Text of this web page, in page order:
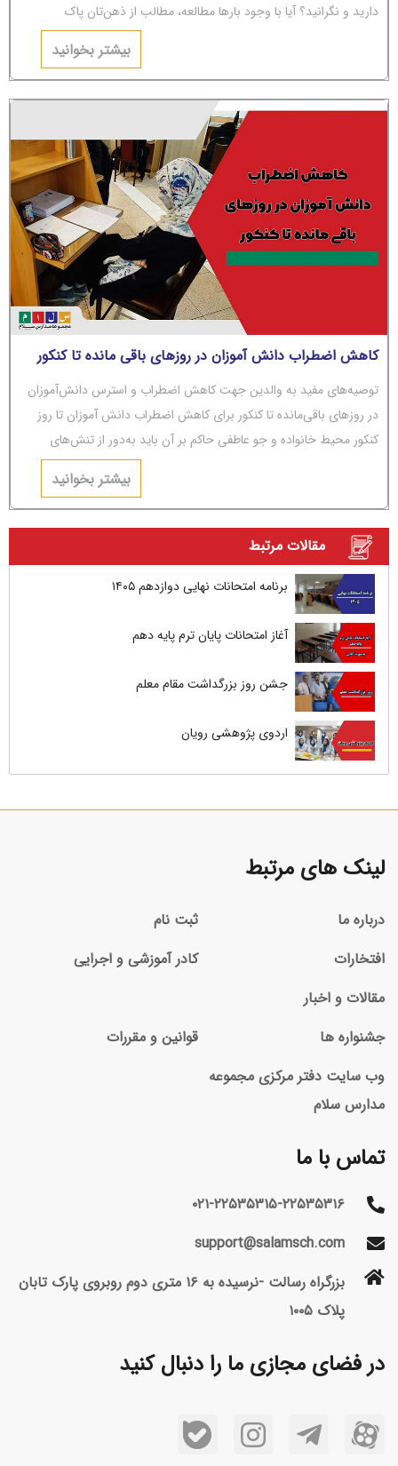
دارید و نگرانید؟ آیا با وجود بارها مطالعه، مطالب از ذهن‌تان پاک
می‌شوند؟ اگر جواب‌تان مثبت است، باید بگوییم شما دچار
بیشتر بخوانید
کاهش اضطراب دانش آموزان در روزهای باقی مانده تا کنکور
توصیه‌های مفید به والدین جهت کاهش اضطراب و استرس دانش‌آموزان
در روزهای باقی‌مانده تا کنکور برای کاهش اضطراب دانش آموزان تا روز
کنکور محیط خانواده و جو عاطفی حاکم بر آن باید به‌دور از تنش‌های
بیشتر بخوانید
مقالات مرتبط
برنامه امتحانات نهایی دوازدهم ۱۴۰۵
آغاز امتحانات پایان ترم پایه دهم
جشن روز بزرگداشت مقام معلم
اردوی پژوهشی رویان
لینک های مرتبط
درباره ما
ثبت نام
افتخارات
کادر آموزشی و اجرایی
مقالات و اخبار
جشنواره ها
قوانین و مقررات
وب سایت دفتر مرکزی مجموعه
مدارس سلام
تماس با ما
۰۲۱-۲۲۵۳۵۳۱۵-۲۲۵۳۵۳۱۶
support@salamsch.com
بزرگراه رسالت -نرسیده به ۱۶ متری دوم روبروی پارک تابان
پلاک ۱۰۰۵
در فضای مجازی ما را دنبال کنید